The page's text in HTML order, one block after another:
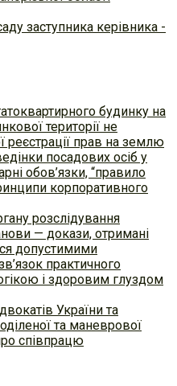
заступника керівника -
будинку на
території не
реєстрації прав на землю
посадових осіб у
обов’язки, “правило
корпоративного
розслідування
— докази, отримані
допустимими
практичного
і здоровим глуздом
України та
та маневрової
співпрацю